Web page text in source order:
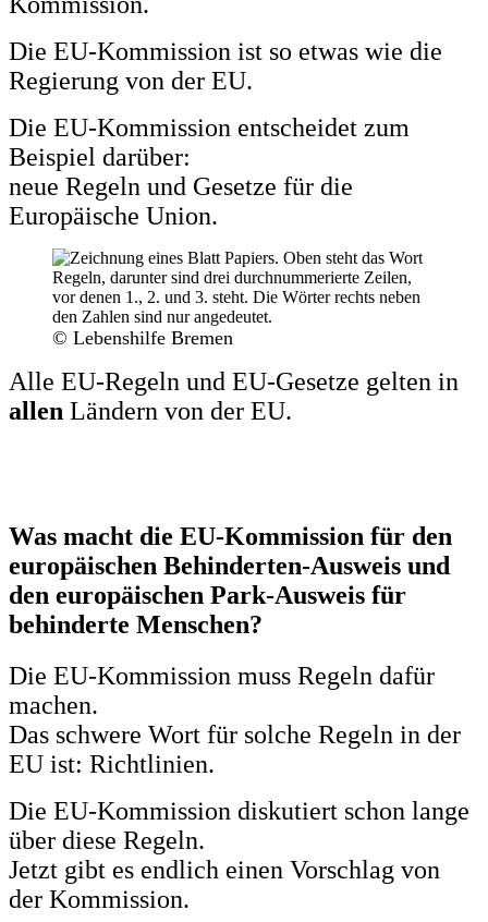
Die EU-Kommission ist so etwas wie die
Regierung von der EU.
Die EU-Kommission entscheidet zum
Beispiel darüber:
neue Regeln und Gesetze für die
Europäische Union.
© Lebenshilfe Bremen
Alle EU-Regeln und EU-Gesetze gelten in
allen Ländern von der EU.
Was macht die EU-Kommission für den
europäischen Behinderten-Ausweis und
den europäischen Park-Ausweis für
behinderte Menschen?
Die EU-Kommission muss Regeln dafür
machen.
Das schwere Wort für solche Regeln in der
EU ist: Richtlinien.
Die EU-Kommission diskutiert schon lange
über diese Regeln.
Jetzt gibt es endlich einen Vorschlag von
der Kommission.